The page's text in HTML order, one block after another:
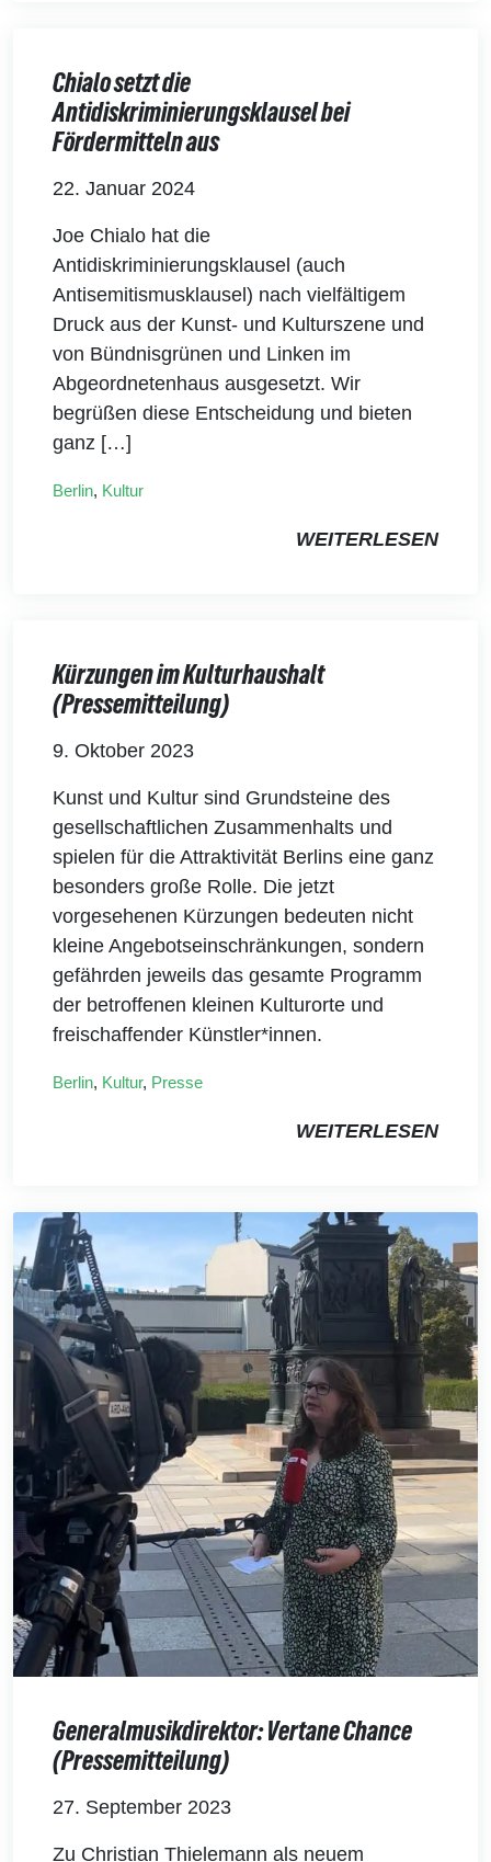
Chialo setzt die
Antidiskriminierungsklausel bei
Fördermitteln aus
22. Januar 2024
Joe Chialo hat die
Antidiskriminierungsklausel (auch
Antisemitismusklausel) nach vielfältigem
Druck aus der Kunst- und Kulturszene und
von Bündnisgrünen und Linken im
Abgeordnetenhaus ausgesetzt. Wir
begrüßen diese Entscheidung und bieten
ganz […]
Berlin, Kultur
WEITERLESEN
Kürzungen im Kulturhaushalt
(Pressemitteilung)
9. Oktober 2023
Kunst und Kultur sind Grundsteine des
gesellschaftlichen Zusammenhalts und
spielen für die Attraktivität Berlins eine ganz
besonders große Rolle. Die jetzt
vorgesehenen Kürzungen bedeuten nicht
kleine Angebotseinschränkungen, sondern
gefährden jeweils das gesamte Programm
der betroffenen kleinen Kulturorte und
freischaffender Künstler*innen.
Berlin, Kultur, Presse
WEITERLESEN
Generalmusikdirektor: Vertane Chance
(Pressemitteilung)
27. September 2023
Zu Christian Thielemann als neuem